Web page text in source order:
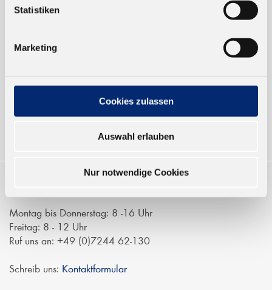
Statistiken
Marketing
Cookies zulassen
Auswahl erlauben
Nur notwendige Cookies
Institutionen, nicht an Verbraucher im
Sinne des § 13 BGB. Alle Preise in Euro
zzgl. gesetzl. MwSt.
Montag bis Donnerstag: 8 -16 Uhr
Freitag: 8 - 12 Uhr
Ruf uns an: +49 (0)7244 62-130
Schreib uns: Kontaktformular